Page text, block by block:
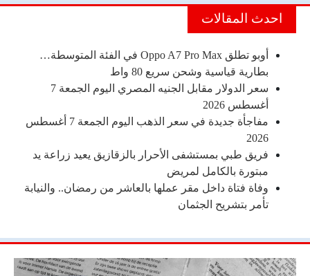
احدث المقالات
أوبو تطلق Oppo A7 Pro Max في الفئة المتوسطة…
بطارية قياسية وشحن سريع 80 واط
سعر الدولار مقابل الجنيه المصري اليوم الجمعة 7
أغسطس 2026
مفاجأة جديدة في سعر الذهب اليوم الجمعة 7 أغسطس
2026
فريق طبي بمستشفى الأحرار بالزقازيق يعيد زراعة يد
مبتورة بالكامل لمريض
وفاة فتاة داخل مقر عملها بالعاشر من رمضان.. والنيابة
تأمر بتشريح الجثمان